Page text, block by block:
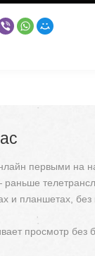
первыми на
и планшетах,
просмотр без